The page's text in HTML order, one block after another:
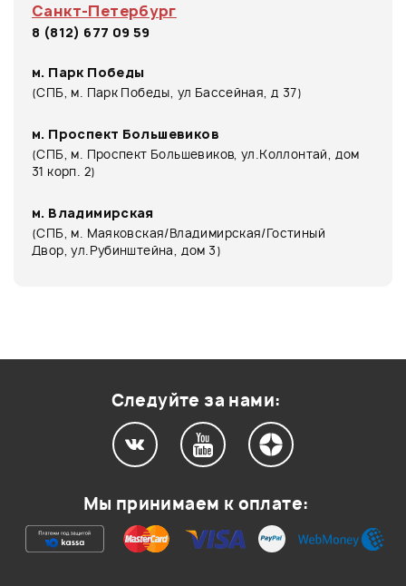
Санкт-Петербург
8 (812) 677 09 59
м. Парк Победы
(СПБ, м. Парк Победы, ул Бассейная, д 37)
м. Проспект Большевиков
(СПБ, м. Проспект Большевиков, ул.Коллонтай, дом
31 корп. 2)
м. Владимирская
(СПБ, м. Маяковская/Владимирская/Гостиный
Двор, ул.Рубинштейна, дом 3)
Следуйте за нами:
Мы принимаем к оплате: